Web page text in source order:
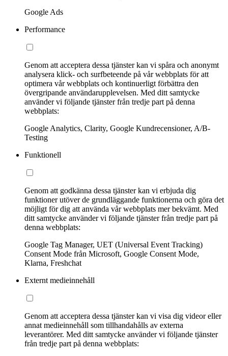
Google Ads
Performance
Genom att acceptera dessa tjänster kan vi spåra och anonymt
analysera klick- och surfbeteende på vår webbplats för att
optimera vår webbplats och kontinuerligt förbättra den
övergripande användarupplevelsen. Med ditt samtycke
använder vi följande tjänster från tredje part på denna
webbplats:
Google Analytics, Clarity, Google Kundrecensioner, A/B-
Testing
Funktionell
Genom att godkänna dessa tjänster kan vi erbjuda dig
funktioner utöver de grundläggande funktionerna och göra det
möjligt för dig att använda vår webbplats mer bekvämt. Med
ditt samtycke använder vi följande tjänster från tredje part på
denna webbplats:
Google Tag Manager, UET (Universal Event Tracking)
Consent Mode från Microsoft, Google Consent Mode,
Klarna, Freshchat
Externt medieinnehåll
Genom att acceptera dessa tjänster kan vi visa dig videor eller
annat medieinnehåll som tillhandahålls av externa
leverantörer. Med ditt samtycke använder vi följande tjänster
från tredje part på denna webbplats: